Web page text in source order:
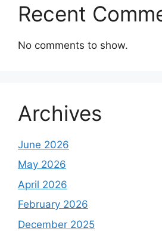
Recent
No comments to show.
Archives
June 2026
May 2026
April 2026
February 2026
December 2025